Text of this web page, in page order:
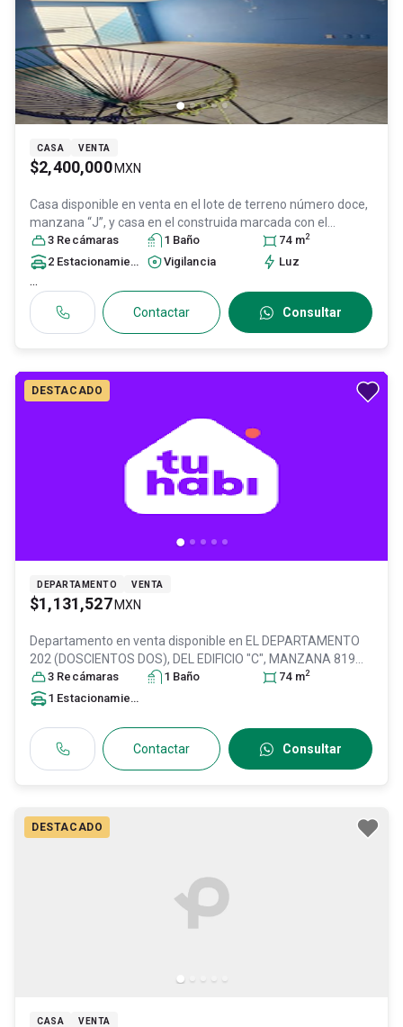
CASA VENTA
$2,400,000 MXN
Casa disponible en venta en el lote de terreno número doce,
manzana “J”, y casa en el construida marcada con el
número dosciento, Col. Jardines de Tultitlán,Tultitlán
México, México, C.P. 54910, ID:30796293
3 Recámaras 1 Baño 74 m2
2 Estacionamiento s Vigilancia Luz
...
Contactar Consultar
DESTACADO
DEPARTAMENTO VENTA
$1,131,527 MXN
Departamento en venta disponible en EL DEPARTAMENTO
202 (DOSCIENTOS DOS), DEL EDIFICIO "C", MANZANA 819
(OCHOCIENTOS DIECINUEVE), LOTE C, Col. Unidad Morelos
3ra. Sección,Tultitlán
3 Recámaras 1 Baño 74 m2
1 Estacionamiento
Contactar Consultar
DESTACADO
CASA VENTA